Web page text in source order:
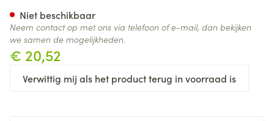
€ 20,52
Verwittig mij als het product terug in voorraad is
Niet beschikbaar
Neem contact op met ons via telefoon of e-mail, dan bekijken
we samen de mogelijkheden.